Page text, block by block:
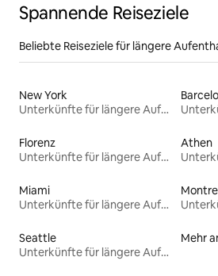
Spannende Reiseziele
Beliebte Reiseziele für längere
New York
Unterkünfte für längere Aufenthalte
Florenz
Unterkünfte für längere Aufenthalte
Athen
Miami
Unterkünfte für längere Aufenthalte
Seattle
Unterkünfte für längere Aufenthalte
Mehr